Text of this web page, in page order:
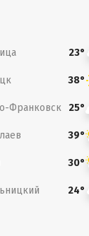
23°
38°
Франковск 25°
39°
30°
24°